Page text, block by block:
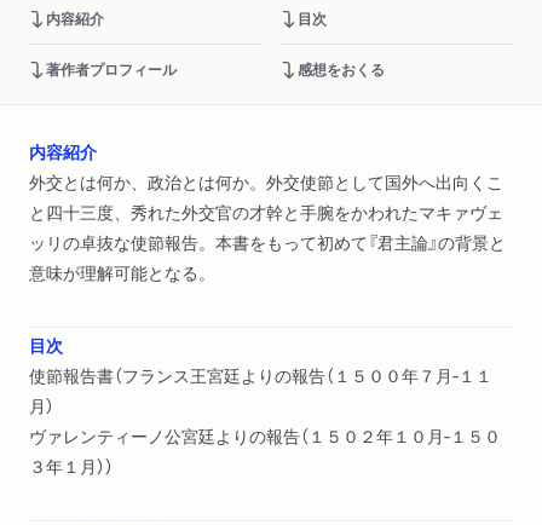
内容紹介 目次
著作者プロフィール 感想をおくる
内容紹介
外交とは何か、政治とは何か。外交使節として国外へ出向くこ
と四十三度、秀れた外交官の才幹と手腕をかわれたマキァヴェ
ッリの卓抜な使節報告。本書をもって初めて『君主論』の背景と
意味が理解可能となる。
目次
使節報告書（フランス王宮廷よりの報告（１５００年７月‐１１
月）
ヴァレンティーノ公宮廷よりの報告（１５０２年１０月‐１５０
３年１月））